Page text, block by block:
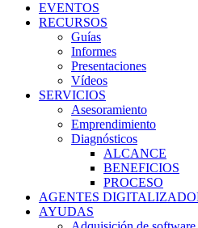
EVENTOS
RECURSOS
Guías
Informes
Presentaciones
Vídeos
SERVICIOS
Asesoramiento
Emprendimiento
Diagnósticos
ALCANCE
BENEFICIOS
PROCESO
AGENTES
AYUDAS